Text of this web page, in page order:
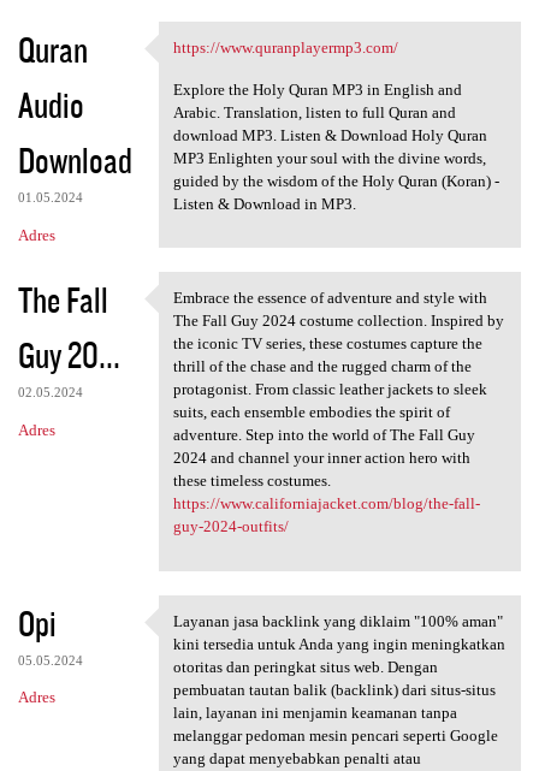
a
r
z
e
Quran
Audio
Download
01.05.2024
Adres
https://www.quranplayermp3
https://www.quranplayermp3.com/
Explore the Holy Quran MP3 in English and
Arabic. Translation, listen to full Quran and
download MP3. Listen & Download Holy Quran
MP3 Enlighten your soul with the divine words,
guided by the wisdom of the Holy Quran (Koran) -
Listen & Download in MP3.
The Fall
Guy 20...
02.05.2024
Adres
Embrace the essence of
Embrace the essence of adventure and style with
The Fall Guy 2024 costume collection. Inspired by
the iconic TV series, these costumes capture the
thrill of the chase and the rugged charm of the
protagonist. From classic leather jackets to sleek
suits, each ensemble embodies the spirit of
adventure. Step into the world of The Fall Guy
2024 and channel your inner action hero with
these timeless costumes.
https://www.californiajacket.com/blog/the-fall-
guy-2024-outfits/
Opi
05.05.2024
Adres
Layanan jasa backlink yang
Layanan jasa backlink yang diklaim "100% aman"
kini tersedia untuk Anda yang ingin meningkatkan
otoritas dan peringkat situs web. Dengan
pembuatan tautan balik (backlink) dari situs-situs
lain, layanan ini menjamin keamanan tanpa
melanggar pedoman mesin pencari seperti Google
yang dapat menyebabkan penalti atau